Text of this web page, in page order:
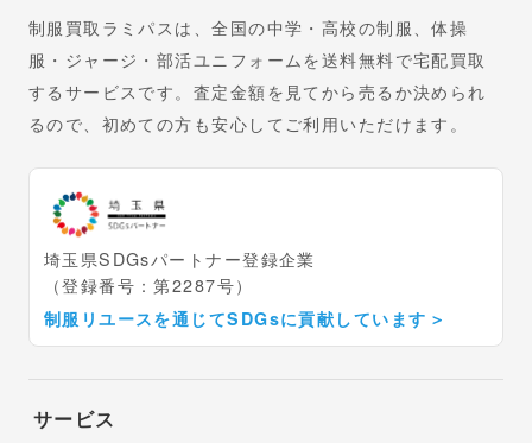
制服買取ラミパスは、全国の中学・高校の制服、体操
服・ジャージ・部活ユニフォームを送料無料で宅配買取
するサービスです。査定金額を見てから売るか決められ
るので、初めての方も安心してご利用いただけます。
埼玉県SDGsパートナー登録企業
（登録番号：第2287号）
制服リユースを通じてSDGsに貢献しています ＞
サービス